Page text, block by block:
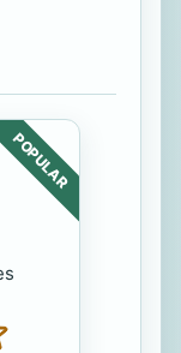
POPULAR